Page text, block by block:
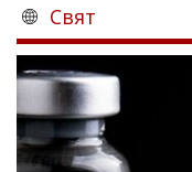
Свят